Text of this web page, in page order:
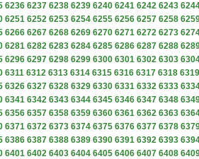
6236 6237 6238 6239 6240 6241 6242 6243
6251 6252 6253 6254 6255 6256 6257 6258
6266 6267 6268 6269 6270 6271 6272 6273
6281 6282 6283 6284 6285 6286 6287 6288
6296 6297 6298 6299 6300 6301 6302 6303
6311 6312 6313 6314 6315 6316 6317 6318 6319
6326 6327 6328 6329 6330 6331 6332 6333
6341 6342 6343 6344 6345 6346 6347 6348
6356 6357 6358 6359 6360 6361 6362 6363
6371 6372 6373 6374 6375 6376 6377 6378
6386 6387 6388 6389 6390 6391 6392 6393
6401 6402 6403 6404 6405 6406 6407 6408